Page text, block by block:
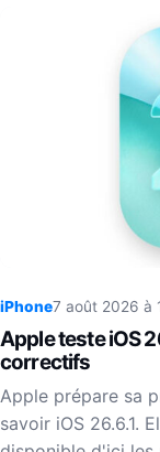
iPhone7 août 2026 à
Apple teste iOS
correctifs
Apple prépare sa
savoir iOS 26.6.1.